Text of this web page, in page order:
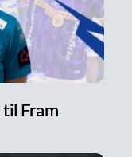
til Fram